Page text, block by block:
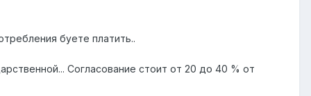
буете платить..
Согласование стоит от 20 до 40 % от